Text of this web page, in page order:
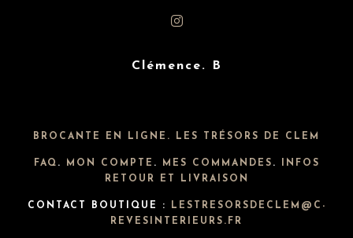
Clémence. B
BROCANTE EN LIGNE. LES TRÉSORS DE CLEM
FAQ . MON COMPTE . MES COMMANDES .
INFOS
RETOUR ET LIVRAISON
CONTACT BOUTIQUE :
LESTRESORSDECLEM@C-
REVESINTERIEURS.FR